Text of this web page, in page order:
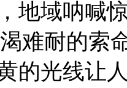
地域呐喊
难耐的索
的光线让